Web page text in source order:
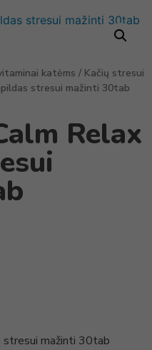
katėms / Kačių stresui
stresui mažinti 30tab
Relax
mažinti 30tab